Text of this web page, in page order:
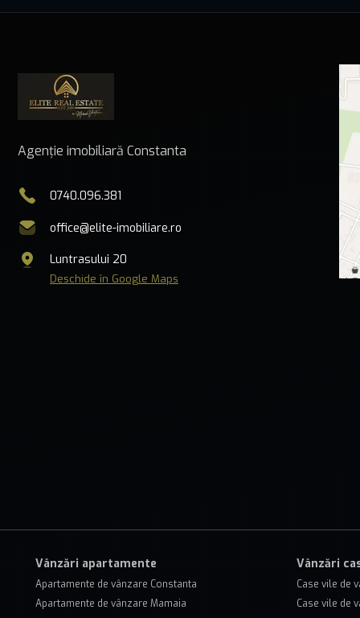
Agenție imobiliară Constanta
0740.096.381
office@elite-imobiliare.ro
Luntrasului 20
Deschide în Google Maps
Vânzări apartamente
Apartamente de vânzare Constanta
Apartamente de vânzare Mamaia
Vânzări
Case vile de
Case vile de